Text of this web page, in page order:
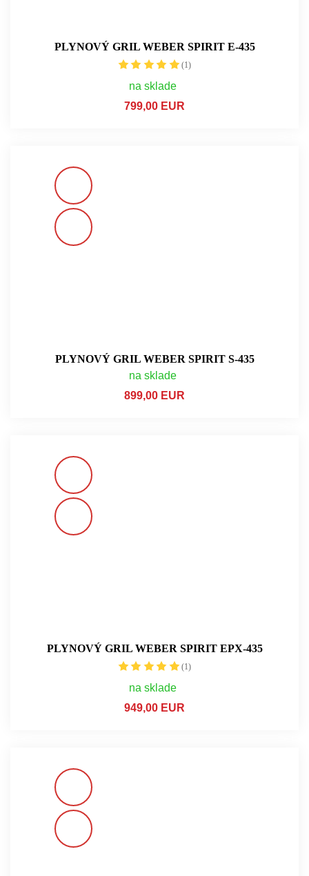
PLYNOVÝ GRIL WEBER SPIRIT E-435
(1)
na sklade
799,00 EUR
PLYNOVÝ GRIL WEBER SPIRIT S-435
na sklade
899,00 EUR
PLYNOVÝ GRIL WEBER SPIRIT EPX-435
(1)
na sklade
949,00 EUR